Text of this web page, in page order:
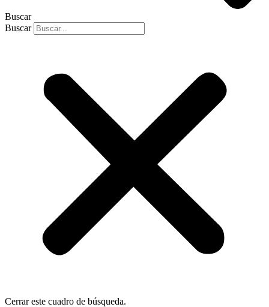
Buscar
Buscar
Cerrar este cuadro de búsqueda.